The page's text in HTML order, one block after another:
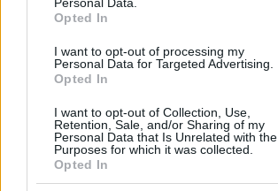
Opted In
I want to opt-out of processing my
Personal Data for Targeted Advertising.
Opted In
I want to opt-out of Collection, Use,
Retention, Sale, and/or Sharing of my
Personal Data that Is Unrelated with the
Purposes for which it was collected.
Opted In